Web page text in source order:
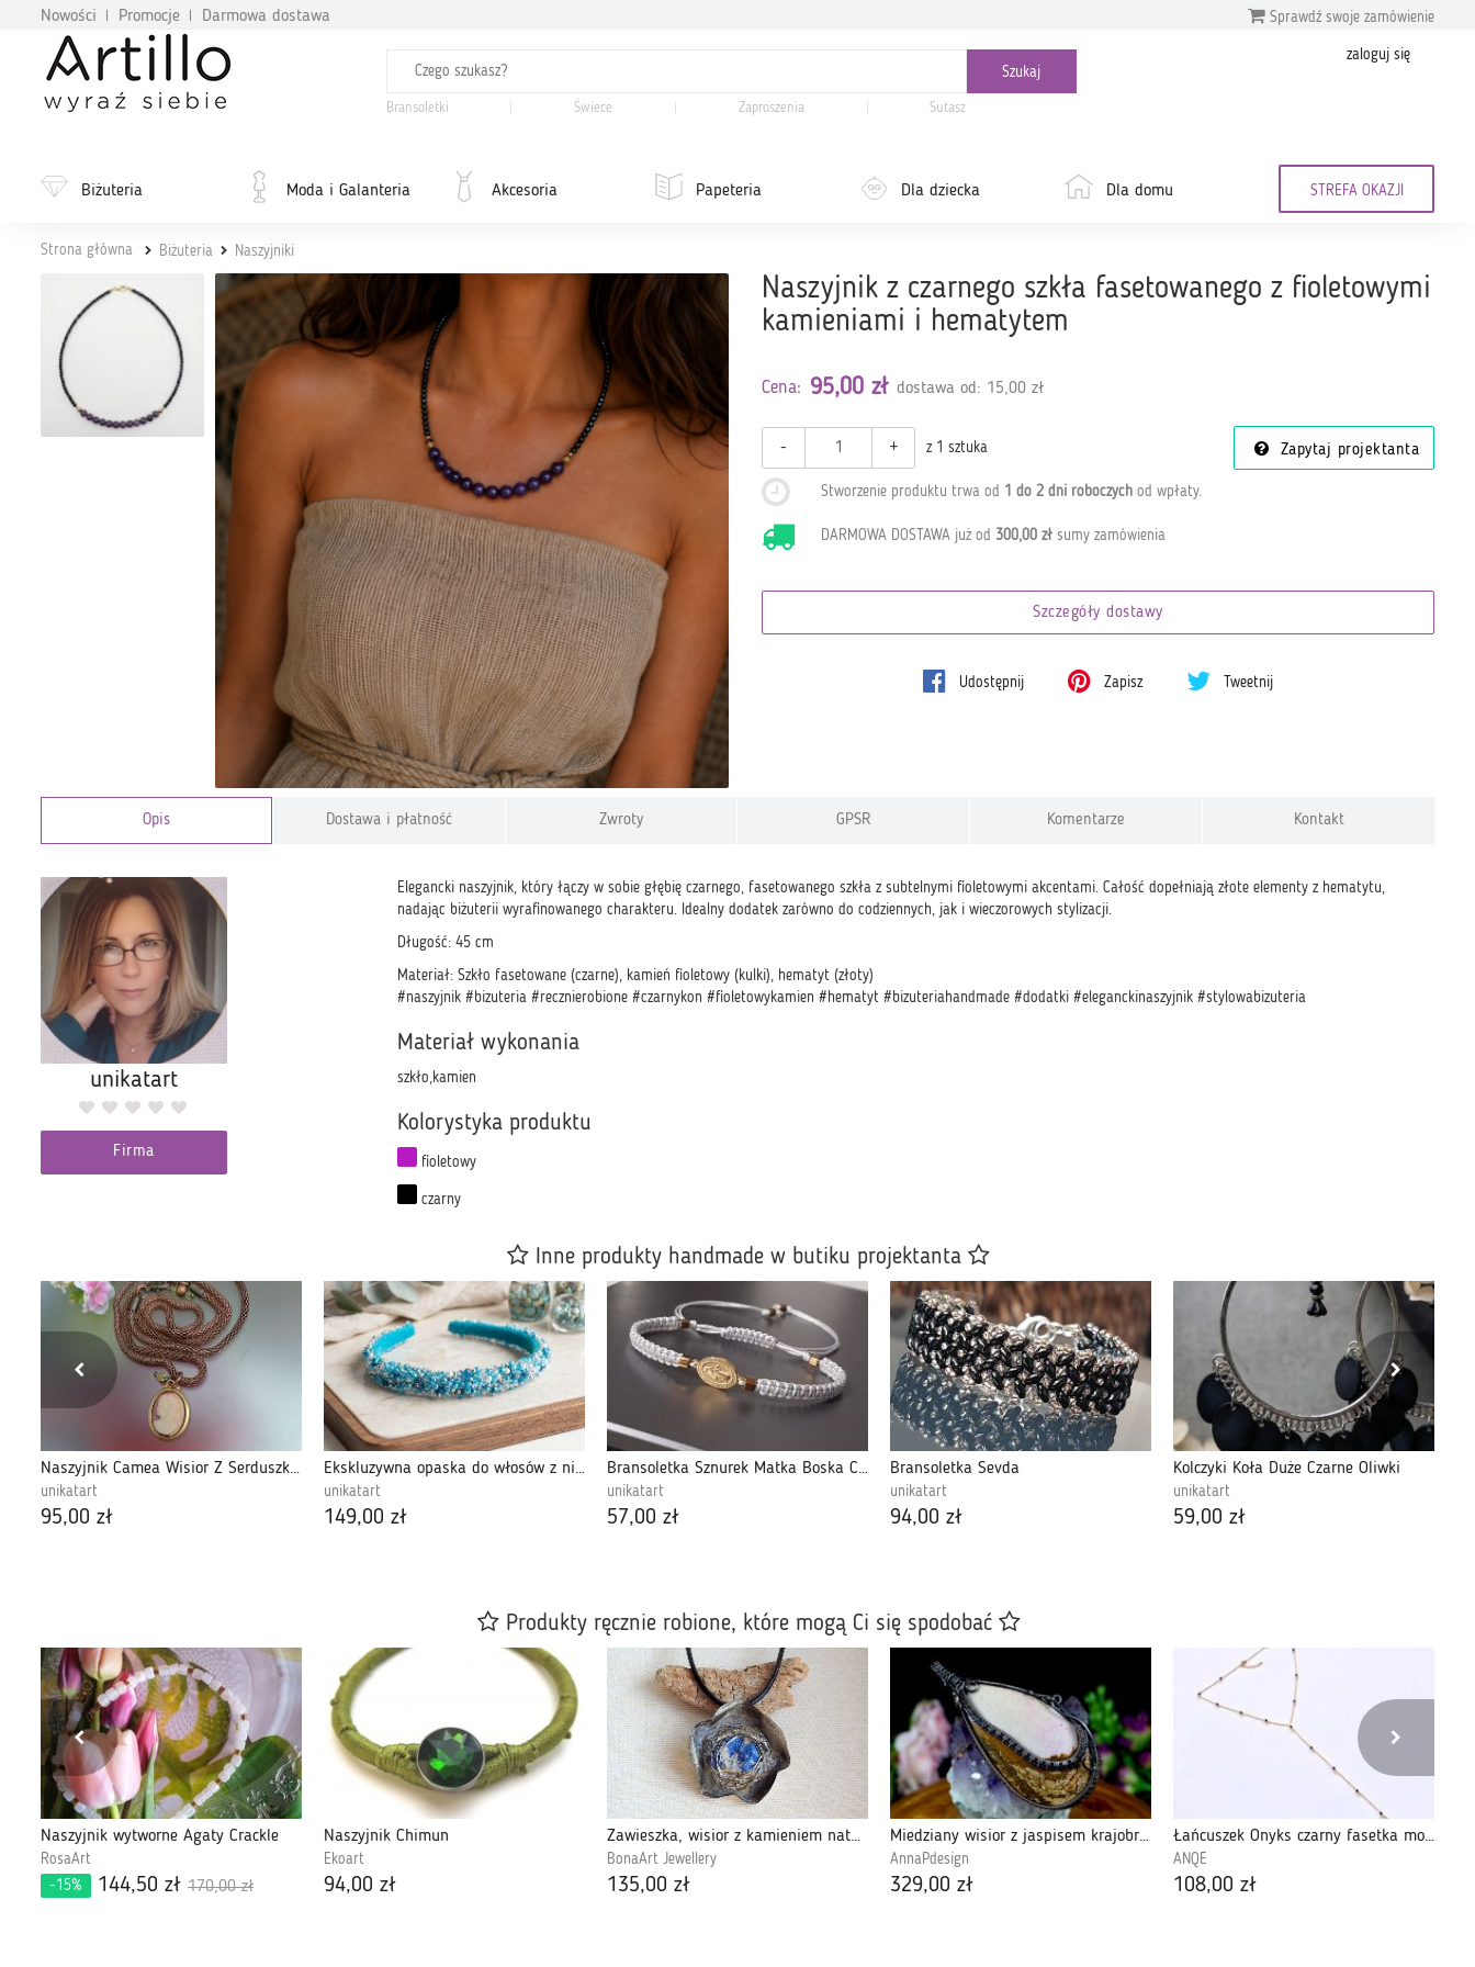
Nowości Promocje Darmowa dostawa Sprawdź swoje zamówienie
Bransoletki Świece Zaproszenia Sutasz
zaloguj się
Biżuteria Moda i Galanteria Akcesoria Papeteria Dla dziecka Dla domu STREFA OKAZJI
Strona główna Biżuteria Naszyjniki
Naszyjnik z czarnego szkła fasetowanego z fioletowymi
kamieniami i hematytem
Cena: 95,00 zł dostawa od: 15,00 zł
- + z 1 sztuka Zapytaj projektanta
Stworzenie produktu trwa od 1 do 2 dni roboczychod wpłaty.
DARMOWA DOSTAWA już od 300,00 złsumy zamówienia
Szczegóły dostawy
Udostępnij Zapisz Tweetnij
Opis Dostawa i płatność Zwroty GPSR Komentarze Kontakt
Elegancki naszyjnik, który łączy w sobie głębię czarnego, fasetowanego szkła z subtelnymi fioletowymi akcentami. Całość dopełniają złote elementy z hematytu,
nadając biżuterii wyrafinowanego charakteru. Idealny dodatek zarówno do codziennych, jak i wieczorowych stylizacji.
Długość: 45 cm
Materiał: Szkło fasetowane (czarne), kamień fioletowy (kulki), hematyt (złoty)
#naszyjnik #bizuteria #recznierobione #czarnykon #fioletowykamien #hematyt #bizuteriahandmade #dodatki #eleganckinaszyjnik #stylowabizuteria
Materiał wykonania
szkło,kamien
Kolorystyka produktu
fioletowy
czarny
unikatart
Firma
Inne produkty handmade w butiku projektanta
Naszyjnik Camea Wisior Z Serduszkiem 25.155
unikatart
95,00 zł
Ekskluzywna opaska do włosów z niebieskich szklanych koralików
unikatart
149,00 zł
Bransoletka Sznurek Matka Boska Cudowna Szara bra24.9
unikatart
57,00 zł
Bransoletka Sevda
unikatart
94,00 zł
Kolczyki Koła Duże Czarne Oliwki
unikatart
59,00 zł
Produkty ręcznie robione, które mogą Ci się spodobać
Naszyjnik wytworne Agaty Crackle
RosaArt
-15%
144,50 zł 170,00 zł
Naszyjnik Chimun
Ekoart
94,00 zł
Zawieszka, wisior z kamieniem naturalnym, lapis lazuli
BonaArt Jewellery
135,00 zł
Miedziany wisior z jaspisem krajobrazowym
AnnaPdesign
329,00 zł
Łańcuszek Onyks czarny fasetka model 1
ANQE
108,00 zł